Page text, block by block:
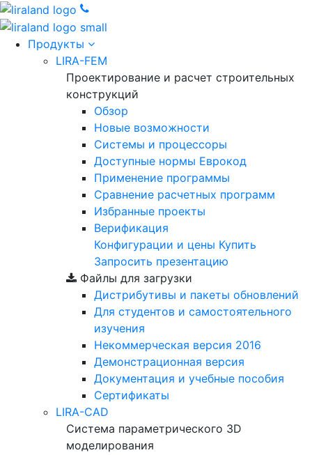
Продукты
LIRA-FEM
Проектирование и расчет строительных
конструкций
Обзор
Новые возможности
Cистемы и процессоры
Доступные нормы Еврокод
Применение программы
Сравнение расчетных программ
Избранные проекты
Верификация
Конфигурации и цены Купить
Запросить презентацию
Файлы для загрузки
Дистрибутивы и пакеты обновлений
Для студентов и самостоятельного
изучения
Некоммерческая версия 2016
Демонстрационная версия
Документация и учебные пособия
Сертификаты
LIRA-CAD
Система параметрического 3D
моделирования